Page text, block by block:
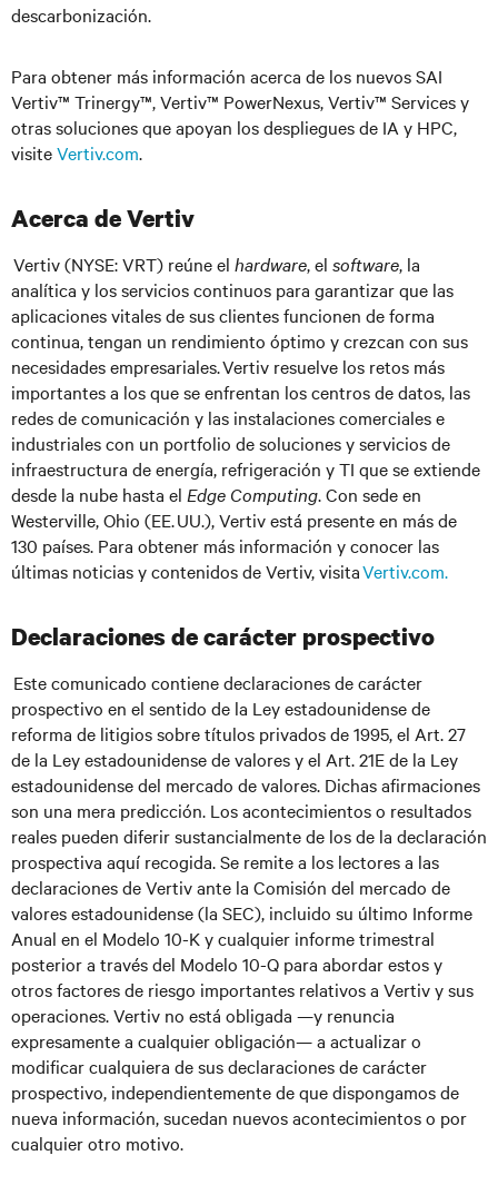
descarbonización.
Para obtener más información acerca de los nuevos SAI
Vertiv™ Trinergy™, Vertiv™ PowerNexus, Vertiv™ Services y
otras soluciones que apoyan los despliegues de IA y HPC,
visiteVertiv.com.
Acerca de Vertiv
Vertiv (NYSE: VRT) reúne el hardware, el software, la
analítica y los servicios continuos para garantizar que las
aplicaciones vitales de sus clientes funcionen de forma
continua, tengan un rendimiento óptimo y crezcan con sus
necesidades empresariales. Vertiv resuelve los retos más
importantes a los que se enfrentan los centros de datos, las
redes de comunicación y las instalaciones comerciales e
industriales con un portfolio de soluciones y servicios de
infraestructura de energía, refrigeración y TI que se extiende
desde la nube hasta el Edge Computing. Con sede en
Westerville, Ohio (EE. UU.), Vertiv está presente en más de
130 países. Para obtener más información y conocer las
últimas noticias y contenidos de Vertiv, visitaVertiv.com.
Declaraciones de carácter prospectivo
Este comunicado contiene declaraciones de carácter
prospectivo en el sentido de la Ley estadounidense de
reforma de litigios sobre títulos privados de 1995, el Art. 27
de la Ley estadounidense de valores y el Art. 21E de la Ley
estadounidense del mercado de valores. Dichas afirmaciones
son una mera predicción. Los acontecimientos o resultados
reales pueden diferir sustancialmente de los de la declaración
prospectiva aquí recogida. Se remite a los lectores a las
declaraciones de Vertiv ante la Comisión del mercado de
valores estadounidense (la SEC), incluido su último Informe
Anual en el Modelo 10-K y cualquier informe trimestral
posterior a través del Modelo 10-Q para abordar estos y
otros factores de riesgo importantes relativos a Vertiv y sus
operaciones. Vertiv no está obligada —y renuncia
expresamente a cualquier obligación— a actualizar o
modificar cualquiera de sus declaraciones de carácter
prospectivo, independientemente de que dispongamos de
nueva información, sucedan nuevos acontecimientos o por
cualquier otro motivo.